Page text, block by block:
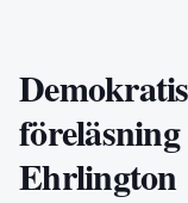
Ehrlington